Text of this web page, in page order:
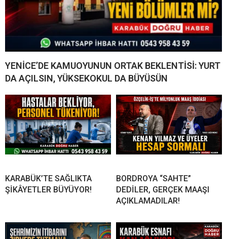
YENİCE’DE KAMUOYUNUN ORTAK BEKLENTİSİ: YURT
DA AÇILSIN, YÜKSEKOKUL DA BÜYÜSÜN
KARABÜK’TE SAĞLIKTA
ŞİKÂYETLER BÜYÜYOR!
BORDROYA “SAHTE”
DEDİLER, GERÇEK MAAŞI
AÇIKLAMADILAR!